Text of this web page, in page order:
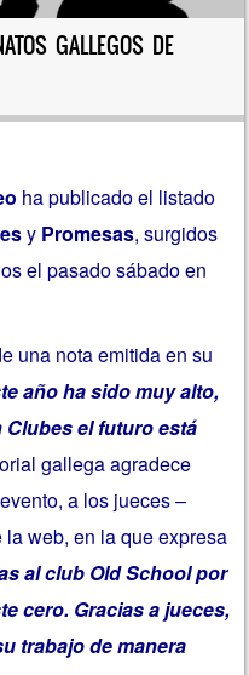
GALLEGOS DE
ha publicado el listado
y Promesas, surgidos
el pasado sábado en
una nota emitida en su
año ha sido muy alto,
el futuro está
gallega agradece
a los jueces –
web, en la que expresa
al club Old School por
cero. Gracias a jueces,
trabajo de manera